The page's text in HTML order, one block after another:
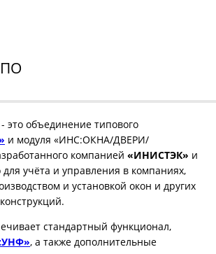
объединение типового
и модуля «ИНС:ОКНА/ДВЕРИ/
компанией «ИНИСТЭК» и
учёта и управления в компаниях,
и установкой окон и других
стандартный функционал,
, а также дополнительные